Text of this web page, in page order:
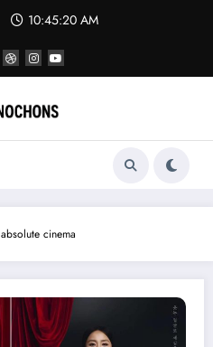
10:45:21 AM
absolute cinema